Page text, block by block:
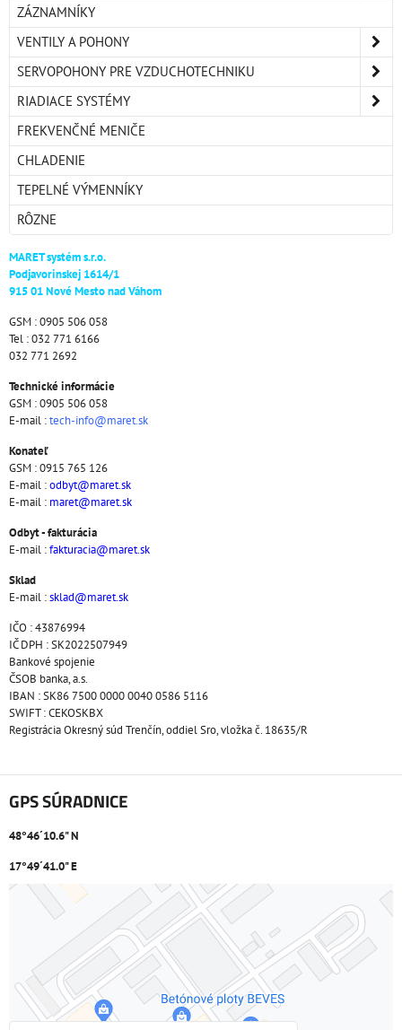
ZÁZNAMNÍKY
VENTILY A POHONY
SERVOPOHONY PRE VZDUCHOTECHNIKU
RIADIACE SYSTÉMY
FREKVENČNÉ MENIČE
CHLADENIE
TEPELNÉ VÝMENNÍKY
RÔZNE
MARET systém s.r.o.
Podjavorinskej 1614/1
915 01 Nové Mesto nad Váhom
GSM : 0905 506 058
Tel : 032 771 6166
032 771 2692
Technické informácie
GSM : 0905 506 058
E-mail :tech-info@maret.sk
Konateľ
GSM : 0915 765 126
E-mail :odbyt@maret.sk
E-mail : maret@maret.sk
Odbyt - fakturácia
E-mail :fakturacia@maret.sk
Sklad
E-mail :sklad@maret.sk
IČO : 43876994
IČ DPH : SK2022507949
Bankové spojenie
ČSOB banka, a.s.
IBAN : SK86 7500 0000 0040 0586 5116
SWIFT : CEKOSKBX
Registrácia Okresný súd Trenčín, oddiel Sro, vložka č. 18635/R
GPS SÚRADNICE
48°46´10.6" N
17°49´41.0" E
Externý obsah je blokovaný Voľbami súkromia
Prajete si načítať externý obsah?